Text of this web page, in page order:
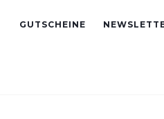
GUTSCHEINE